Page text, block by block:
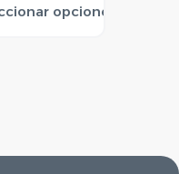
opcionesproducto
en